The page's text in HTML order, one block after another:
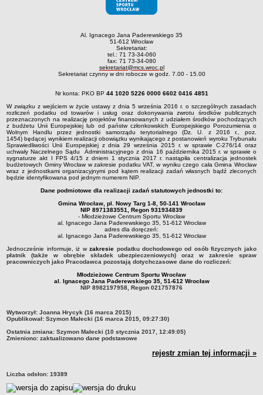
Petycje
Rejestr wniosków o udostępnienie informacji publicznej
Deklaracja dostępności
Plan postępowań
Platforma zakupowa
Plan postepowań o udzielenie zamówień na rok 2026
Sprawozdania finansowe 2020
Sprawozdania finansowe 2021
Sprawozdania finansowe 2022
Sprawozdania finansowe 2023
Sprawozdania finansowe 2024
Sprawozdania finansowe 2025
Al. Ignacego Jana Paderewskiego 35
51-612 Wrocław
Sekretariat:
tel.: 71 73-34-060
fax: 71 73-34-080
sekretariat@mcs.wroc.pl
Sekretariat czynny w dni robocze w godz. 7.00 - 15.00
Nr konta: PKO BP 44 1020 5226 0000 6602 0416 4851
W związku z wejściem w życie ustawy z dnia 5 września 2016 r. o szczególnych zasadach
rozliczeń podatku od towarów i usług oraz dokonywania zwrotu środków publicznych
przeznaczonych na realizację projektów finansowanych z udziałem środków pochodzących
z budżetu Unii Europejskiej lub od państw członkowskich Europejskiego Porozumienia o
Wolnym Handlu przez jednostki samorządu terytorialnego (Dz. U. z 2016 r., poz.
1454) będącej wynikiem realizacji obowiązku wynikającego z postanowień wyroku Trybunału
Sprawiedliwości Unii Europejskiej z dnia 29 września 2015 r. w sprawie C-276/14 oraz
uchwały Naczelnego Sądu Administracyjnego z dnia 16 października 2015 r. w sprawie o
sygnaturze akt I FPS 4/15 z dniem 1 stycznia 2017 r. nastąpiła centralizacja jednostek
budżetowych Gminy Wrocław w zakresie podatku VAT, w wyniku czego cała Gmina Wrocław
wraz z jednostkami organizacyjnymi pod kątem realizacji zadań własnych bądź zleconych
będzie identyfikowana pod jednym numerem NIP.
Dane podmiotowe dla realizacji zadań statutowych jednostki to:
Gmina Wrocław, pl. Nowy Targ 1-8, 50-141 Wrocław
NIP 8971383551, Regon 931934839
- Młodzieżowe Centrum Sportu Wrocław
al. Ignacego Jana Paderewskiego 35, 51-612 Wrocław
adres dla doręczeń:
al. Ignacego Jana Paderewskiego 35, 51-612 Wrocław
Jednocześnie informuje, iż wzakresie podatku dochodowego od osób fizycznych jako
płatnik (także w obrębie składek ubezpieczeniowych) oraz w zakresie spraw
pracowniczych jako Pracodawca pozostają dotychczasowe dane do rozliczeń:
Młodzieżowe Centrum Sportu Wrocław
al. Ignacego Jana Paderewskiego 35, 51-612 Wrocław
NIP 8982197958, Regon 021757876
metryczka
Wytworzył: Joanna Hrycyk (16 marca 2015)
Opublikował: Szymon Małecki (16 marca 2015, 09:27:30)
Ostatnia zmiana: Szymon Małecki (10 stycznia 2017, 12:49:05)
Zmieniono: zaktualizowano dane podstawowe
rejestr zmian tej informacji »
Liczba odsłon: 19389